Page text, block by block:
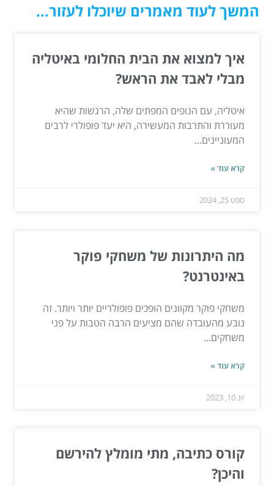
המשך לעוד מאמרים שיוכלו לעזור...
איך למצוא את הבית החלומי באיטליה
מבלי לאבד את הראש?
איטליה, עם הנופים המפתים שלה, הרגשות שהיא
מעוררת והתרבות המעשירה, היא יעד פופולרי לרבים
המעוניינים...
קרא עוד »
ספט 25, 2024
מה היתרונות של משחקי פוקר
באינטרנט?
משחקי פוקר מקוונים הופכים פופולריים יותר ויותר. זה
נובע מהעובדה שהם מציעים הרבה הטבות על פני
משחקים...
קרא עוד »
יונ 10, 2023
קורס כתיבה, מתי מומלץ להירשם
והיכן?